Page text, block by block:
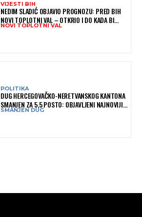
VIJESTI BIH
NEDIM SLADIĆ OBJAVIO PROGNOZU: PRED BIH
NOVI TOPLOTNI VAL – OTKRIO I DO KADA BI
MOGAO TRAJATI
NOVI TOPLOTNI VAL
POLITIKA
DUG HERCEGOVAČKO-NERETVANSKOG KANTONA
SMANJEN ZA 5,5 POSTO: OBJAVLJENI NAJNOVIJI
PODACI MINISTARSTVA FINANSIJA
SMANJEN DUG